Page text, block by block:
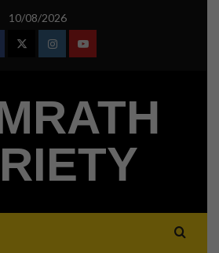
10/08/2026
TwitterInstagramYoutube